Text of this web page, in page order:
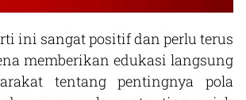
ini sangat positif dan perlu terus
memberikan edukasi langsung
tentang pentingnya pola